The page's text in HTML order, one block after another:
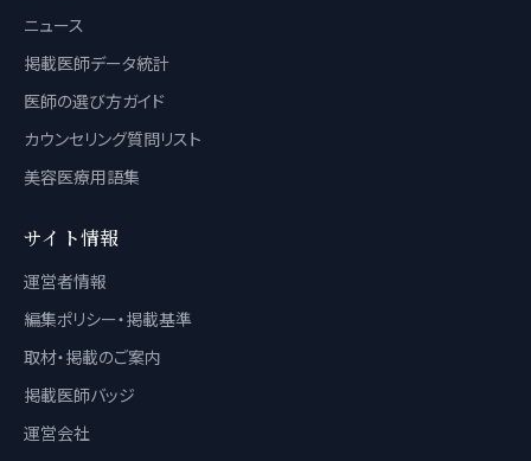
ニュース
掲載医師データ統計
医師の選び方ガイド
カウンセリング質問リスト
美容医療用語集
サイト情報
運営者情報
編集ポリシー・掲載基準
取材・掲載のご案内
掲載医師バッジ
運営会社